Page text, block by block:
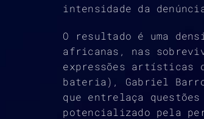
intensidade da
O resultado é uma
africanas, nas
expressões artísticas
bateria), Gabriel
que entrelaça
potencializado pela